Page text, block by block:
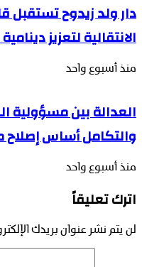
دار ولد زيدوح تستقبل
الانتقالية لتعزيز دينامية
منذ أسبوع واحد
العدالة بين مسؤولية
والتكامل أساس
منذ أسبوع واحد
اترك تعليقاً
لن يتم نشر عنوان بريدك